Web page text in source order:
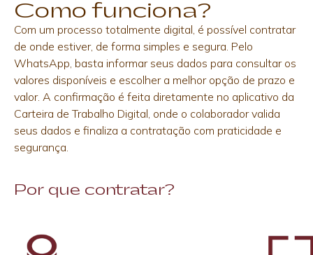
Como funciona?
Com um processo totalmente digital, é possível contratar
de onde estiver, de forma simples e segura. Pelo
WhatsApp, basta informar seus dados para consultar os
valores disponíveis e escolher a melhor opção de prazo e
valor. A confirmação é feita diretamente no aplicativo da
Carteira de Trabalho Digital, onde o colaborador valida
seus dados e finaliza a contratação com praticidade e
segurança.
Por que contratar?